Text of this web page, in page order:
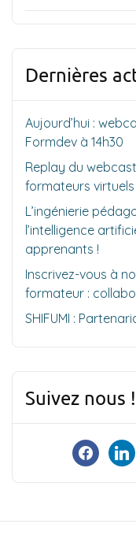
Dernières
Aujourd’hui :
Formdev à 14h30
Replay du webcast
formateurs virtuels
L’ingénierie
l’intelligence
apprenants !
Inscrivez-vous à
formateur :
SHIFUMI :
Suivez nous !
facebook